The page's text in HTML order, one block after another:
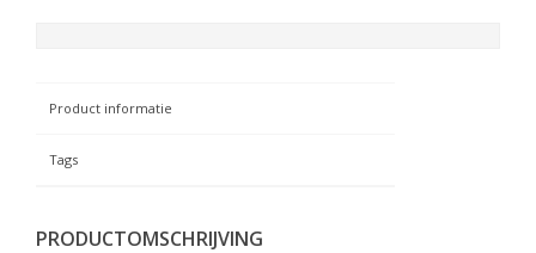
Product informatie
Tags
PRODUCTOMSCHRIJVING